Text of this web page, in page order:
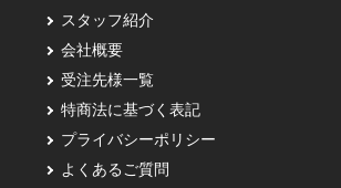
スタッフ紹介
会社概要
受注先様一覧
特商法に基づく表記
プライバシーポリシー
よくあるご質問